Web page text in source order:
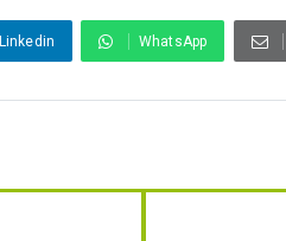
Linkedin WhatsApp